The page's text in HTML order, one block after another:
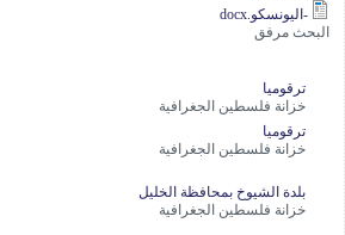
-اليونسكو.docx
البحث مرفق
ترقوميا
خزانة فلسطين الجغرافية
ترقوميا
خزانة فلسطين الجغرافية
بلدة الشيوخ بمحافظة الخليل
خزانة فلسطين الجغرافية